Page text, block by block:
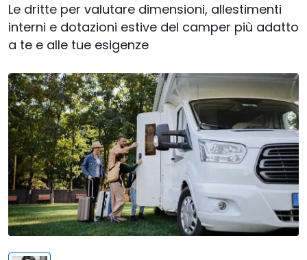
Le dritte per valutare dimensioni, allestimenti
interni e dotazioni estive del camper più adatto
a te e alle tue esigenze